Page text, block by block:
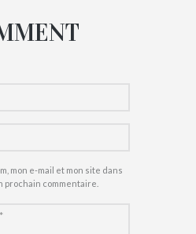
mon e-mail et mon site dans
prochain commentaire.